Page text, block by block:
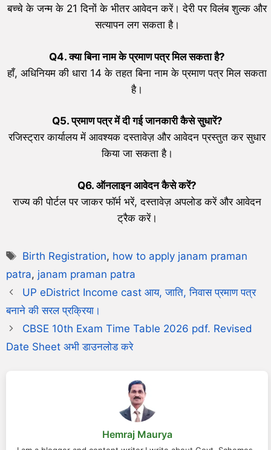
बच्चे के जन्म के 21 दिनों के भीतर आवेदन करें। देरी पर विलंब शुल्क और
सत्यापन लग सकता है।
Q4.क्या बिना नाम के प्रमाण पत्र मिल सकता है?
हाँ, अधिनियम की धारा 14 के तहत बिना नाम के प्रमाण पत्र मिल सकता
है।
Q5.प्रमाण पत्र में दी गई जानकारी कैसे सुधारें?
रजिस्ट्रार कार्यालय में आवश्यक दस्तावेज़ और आवेदन प्रस्तुत कर सुधार
किया जा सकता है।
Q6. ऑनलाइन आवेदन कैसे करें?
राज्य की पोर्टल पर जाकर फॉर्म भरें, दस्तावेज़ अपलोड करें और आवेदन
ट्रैक करें।
Birth Registration, how to apply janam praman
patra, janam praman patra
UP eDistrict Income cast आय, जाति, निवास प्रमाण पत्र
बनाने की सरल प्रक्रिया।
CBSE 10th Exam Time Table 2026 pdf. Revised
Date Sheet अभी डाउनलोड करे
Hemraj Maurya